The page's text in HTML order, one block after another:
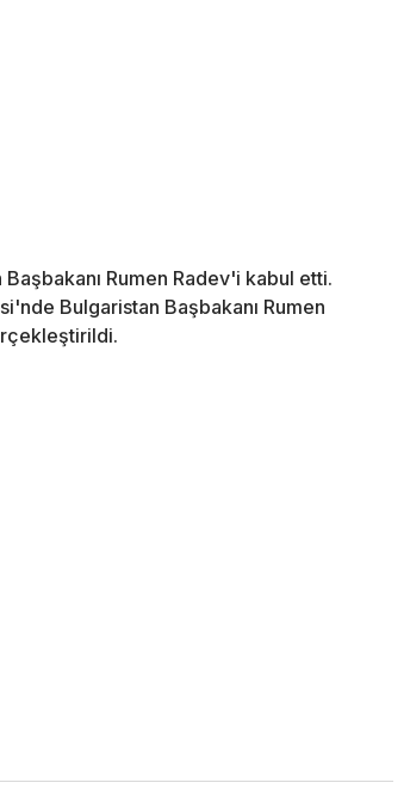
Rumen Radev'i kabul etti.
Bulgaristan Başbakanı Rumen